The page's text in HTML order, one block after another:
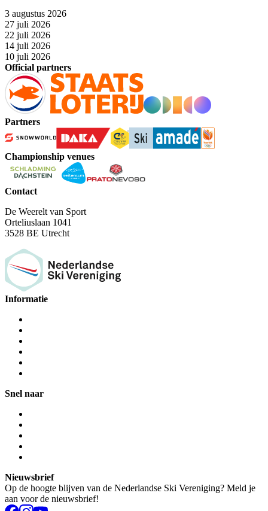
3 augustus 2026
27 juli 2026
22 juli 2026
14 juli 2026
10 juli 2026
Official partners
Partners
Championship venues
Contact
De Weerelt van Sport
Orteliuslaan 1041
3528 BE Utrecht
Informatie
Snel naar
Nieuwsbrief
Op de hoogte blijven van de Nederlandse Ski Vereniging? Meld je
aan voor de nieuwsbrief!